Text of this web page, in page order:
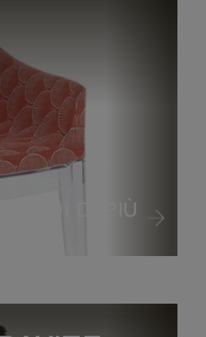
VEDI DI PIÙ